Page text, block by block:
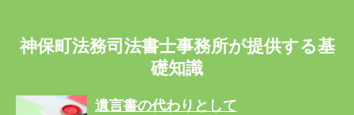
神保町法務司法書士事務所が提供する基
礎知識
遺言書の代わりとして